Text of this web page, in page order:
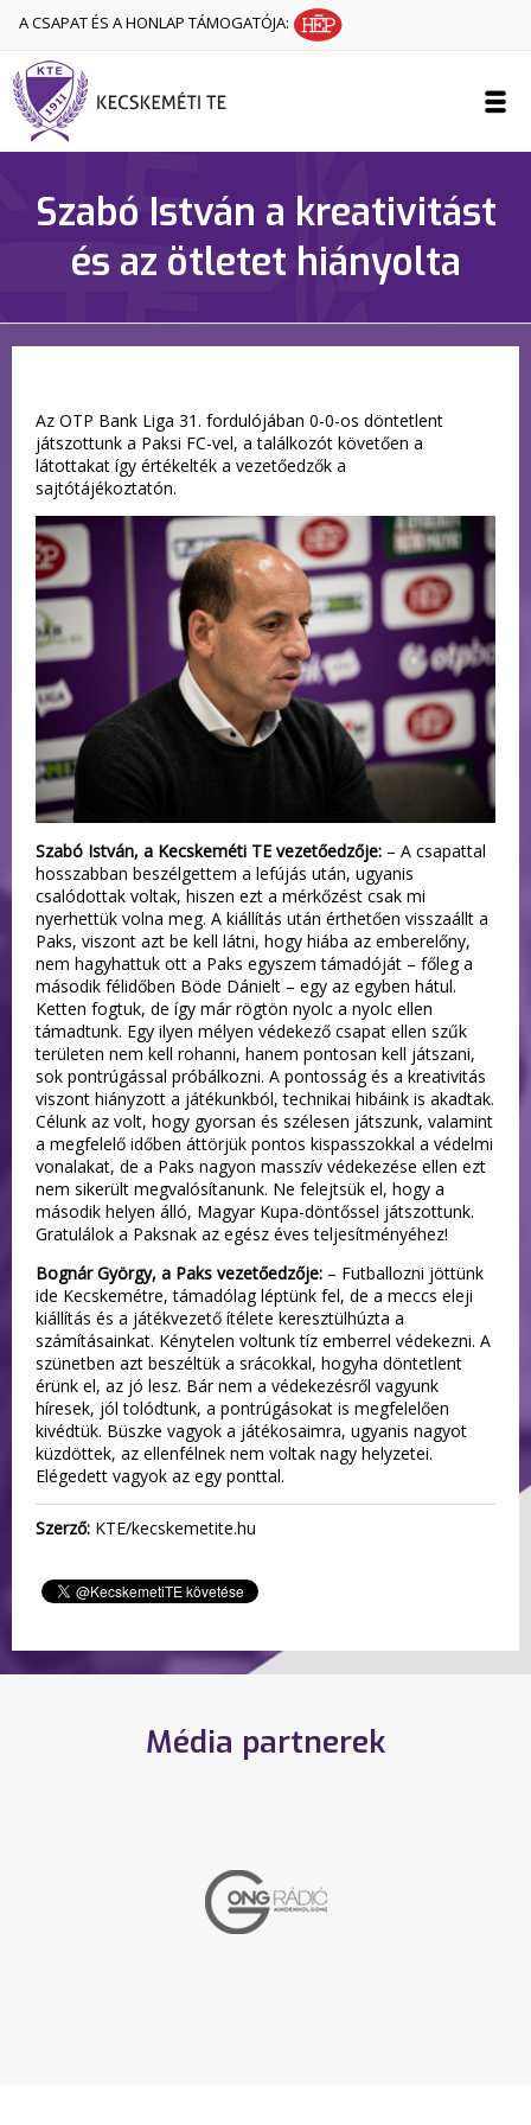
A CSAPAT ÉS A HONLAP TÁMOGATÓJA:
Szabó István a kreativitást
és az ötletet hiányolta
Az OTP Bank Liga 31. fordulójában 0-0-os döntetlent
játszottunk a Paksi FC-vel, a találkozót követően a
látottakat így értékelték a vezetőedzők a
sajtótájékoztatón.
Szabó István, a Kecskeméti TE vezetőedzője: – A csapattal
hosszabban beszélgettem a lefújás után, ugyanis
csalódottak voltak, hiszen ezt a mérkőzést csak mi
nyerhettük volna meg. A kiállítás után érthetően visszaállt a
Paks, viszont azt be kell látni, hogy hiába az emberelőny,
nem hagyhattuk ott a Paks egyszem támadóját – főleg a
második félidőben Böde Dánielt – egy az egyben hátul.
Ketten fogtuk, de így már rögtön nyolc a nyolc ellen
támadtunk. Egy ilyen mélyen védekező csapat ellen szűk
területen nem kell rohanni, hanem pontosan kell játszani,
sok pontrúgással próbálkozni. A pontosság és a kreativitás
viszont hiányzott a játékunkból, technikai hibáink is akadtak.
Célunk az volt, hogy gyorsan és szélesen játszunk, valamint
a megfelelő időben áttörjük pontos kispasszokkal a védelmi
vonalakat, de a Paks nagyon masszív védekezése ellen ezt
nem sikerült megvalósítanunk. Ne felejtsük el, hogy a
második helyen álló, Magyar Kupa-döntőssel játszottunk.
Gratulálok a Paksnak az egész éves teljesítményéhez!
Bognár György, a Paks vezetőedzője: – Futballozni jöttünk
ide Kecskemétre, támadólag léptünk fel, de a meccs eleji
kiállítás és a játékvezető ítélete keresztülhúzta a
számításainkat. Kénytelen voltunk tíz emberrel védekezni. A
szünetben azt beszéltük a srácokkal, hogyha döntetlent
érünk el, az jó lesz. Bár nem a védekezésről vagyunk
híresek, jól tolódtunk, a pontrúgásokat is megfelelően
kivédtük. Büszke vagyok a játékosaimra, ugyanis nagyot
küzdöttek, az ellenfélnek nem voltak nagy helyzetei.
Elégedett vagyok az egy ponttal.
Szerző: KTE/kecskemetite.hu
Média partnerek